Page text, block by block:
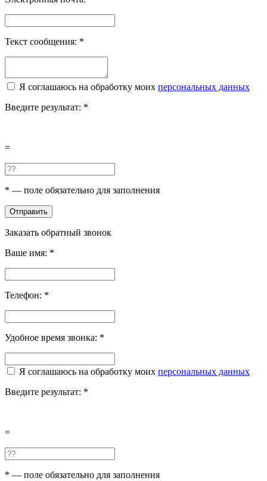
Текст сообщения: *
Я соглашаюсь на обработку моих персональных данных
Введите результат: *
=
* — поле обязательно для заполнения
Отправить
Заказать обратный звонок
Ваше имя: *
Телефон: *
Удобное время звонка: *
Я соглашаюсь на обработку моих персональных данных
Введите результат: *
=
* — поле обязательно для заполнения